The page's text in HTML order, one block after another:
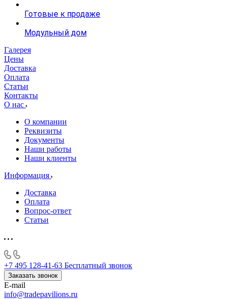
Готовые к продаже
Модульный дом
Галерея
Цены
Доставка
Оплата
Статьи
Контакты
О нас
О компании
Реквизиты
Документы
Наши работы
Наши клиенты
Информация
Доставка
Оплата
Вопрос-ответ
Статьи
+7 495 128-41-63 Бесплатный звонок
Заказать звонок
E-mail
info@tradepavilions.ru